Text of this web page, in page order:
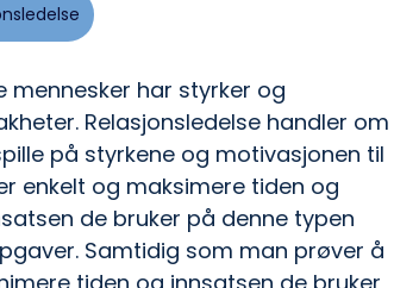
mennesker har styrker og
Relasjonsledelse handler om
på styrkene og motivasjonen til
enkelt og maksimere tiden og
de bruker på denne typen
Samtidig som man prøver å